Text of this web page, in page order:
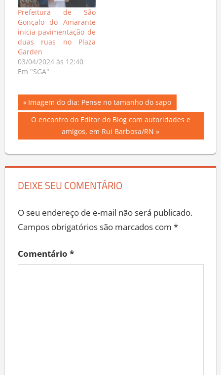
Prefeitura de São
Gonçalo do Amarante
inicia pavimentação de
duas ruas no Plaza
Garden
03/04/2024 às 12:40
Em "SGA"
Navegação
de
Post
Previous
Post:
Imagem do dia: Pense no tamanho do sapo
Next
O encontro do Editor do Blog com autoridades e
amigos, em Rui Barbosa/RN
DEIXE SEU COMENTÁRIO
O seu endereço de e-mail não será publicado.
Campos obrigatórios são marcados com *
Comentário *